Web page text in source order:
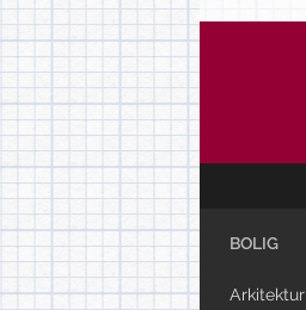
BOLIG
Arkitektur